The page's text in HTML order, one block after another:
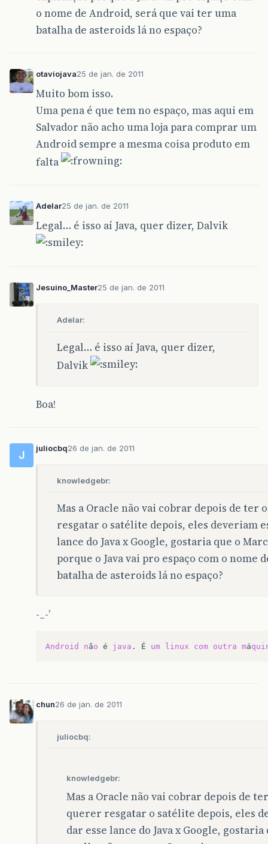
o nome de Android, será que vai ter uma
batalha de asteroids lá no espaço?
otaviojava25 de jan. de 2011
Muito bom isso.
Uma pena é que tem no espaço, mas aqui em
Salvador não acho uma loja para comprar um
Android sempre a mesma coisa produto em
falta
Adelar25 de jan. de 2011
Legal… é isso aí Java, quer dizer, Dalvik
Jesuino_Master25 de jan. de 2011
Adelar:
Legal… é isso aí Java, quer dizer,
Dalvik
Boa!
J
juliocbq26 de jan. de 2011
knowledgebr:
Mas a Oracle não vai cobrar depois de ter
resgatar o satélite depois, eles deveriam
lance do Java x Google, gostaria que o
porque o Java vai pro espaço com o
batalha de asteroids lá no espaço?
-_-’
Android não é java . É um linux com outra má
chun26 de jan. de 2011
juliocbq:
knowledgebr:
Mas a Oracle não vai cobrar depois de
querer resgatar o satélite depois, eles
dar esse lance do Java x Google,